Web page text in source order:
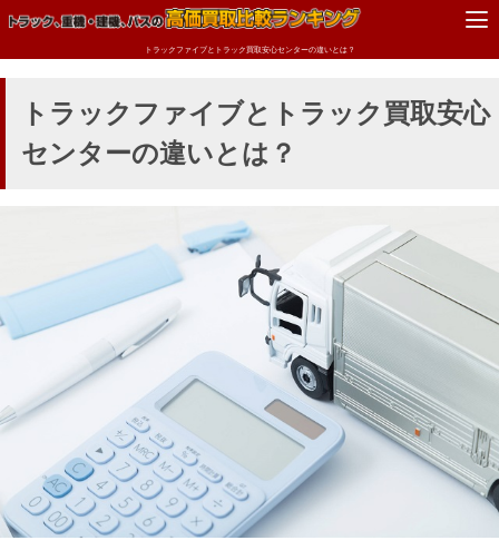
トラックファイブとトラック買取安心センターの違いとは？
トラックファイブとトラック買取安心
センターの違いとは？